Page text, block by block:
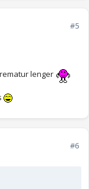
#5
lenger
#6